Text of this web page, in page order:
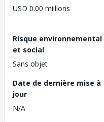
USD 0.00 millions
Risque environnemental
et social
Sans objet
Date de dernière mise à
jour
N/A